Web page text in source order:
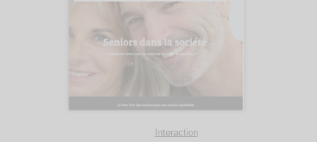
Interaction